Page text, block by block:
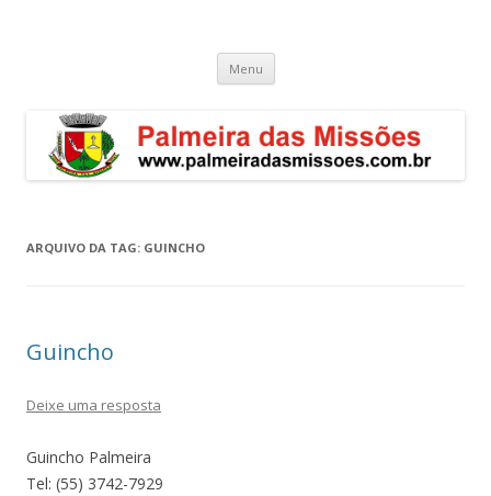
Menu Pular
o
ARQUIVO DA TAG: GUINCHO
Guincho
Deixe uma resposta
Guincho Palmeira
Tel: (55) 3742-7929